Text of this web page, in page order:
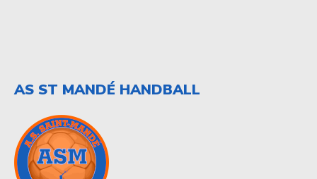
AS ST MANDÉ HANDBALL